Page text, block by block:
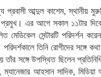
আব্দুল কাশেম, স্থানীয়
প্রমুখ। এর আগে সকাল ১১টার
মেডিকেল সেন্টারটি পরিদর্শন
পরিদর্শকালে তিনি রোগীদের সঙ্গে
সঙ্গে উপস্থিত ছিলেন
আহসান সাদিক, মিডিয়া